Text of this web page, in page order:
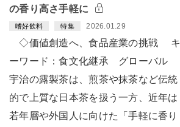
の香り高さ手軽に
嗜好飲料 特集 2026.01.29
◇価値創造へ、食品産業の挑戦 キ
ーワード：食文化継承 グローバル
宇治の露製茶は、煎茶や抹茶など伝統
的で上質な日本茶を扱う一方、近年は
若年層や外国人に向けた「手軽に香り